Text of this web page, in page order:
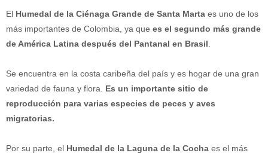
El Humedal de la Ciénaga Grande de Santa Marta es uno de los
más importantes de Colombia, ya que es el segundo más grande
de América Latina después del Pantanal en Brasil
Se encuentra en la costa caribeña del país y es hogar de una gran
variedad de fauna y flora. Es un importante sitio de
reproducción para varias especies de peces y aves
migratorias.
Por su parte, el Humedal de la Laguna de la Cocha es el más